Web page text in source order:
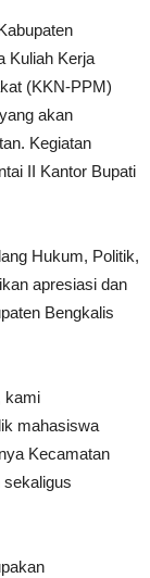
Kuliah Kerja
(KKN-PPM)
akan
Kegiatan
II Kantor Bupati
Hukum, Politik,
apresiasi dan
Bengkalis
kami
mahasiswa
Kecamatan
sekaligus